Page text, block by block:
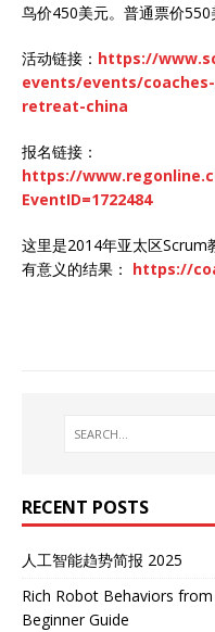
鸟价450美元。普通票价550
活动链接： https://
events/events/
retreat-china
报名链接：
https://
EventID=1722484
这里是2014年亚太区Scrum
有意义的结果： https://
RECENT POSTS
人工智能趋势简报 2025
Rich Robot Behaviors
Beginner Guide